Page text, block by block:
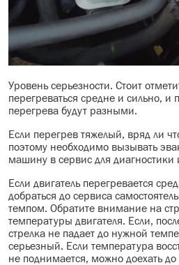
Уровень серьезности. Стоит
перегреваться средне и сильно, и
перегрева будут разными.
Если перегрев тяжелый, вряд ли
поэтому необходимо вызывать
машину в сервис для
Если двигатель перегревается
добраться до сервиса
темпом. Обратите внимание на
температуры двигателя. Если,
стрелка не падает до нужной
серьезный. Если температура
не поднимается, можно доехать до